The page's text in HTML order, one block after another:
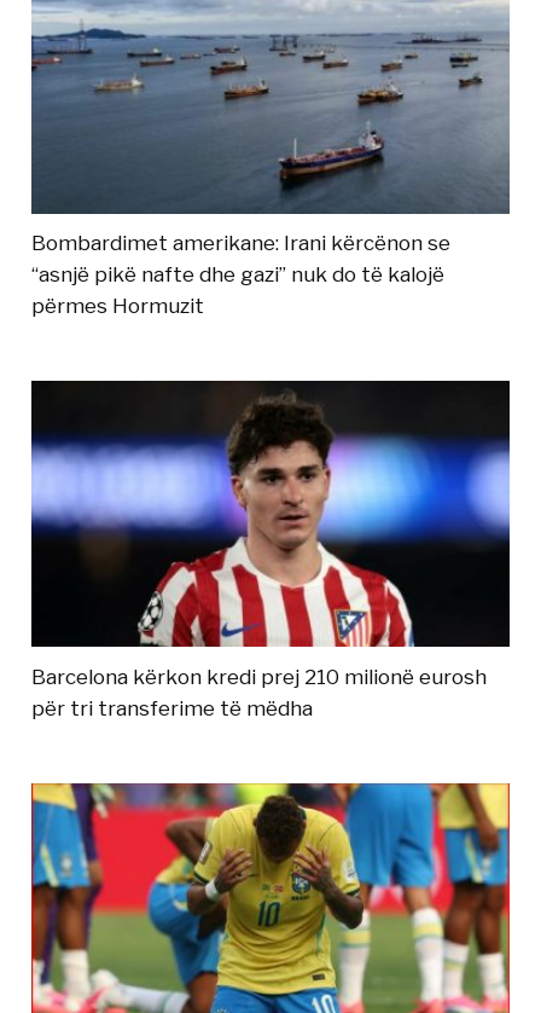
Bombardimet amerikane: Irani kërcënon se
“asnjë pikë nafte dhe gazi” nuk do të kalojë
përmes Hormuzit
Barcelona kërkon kredi prej 210 milionë eurosh
për tri transferime të mëdha